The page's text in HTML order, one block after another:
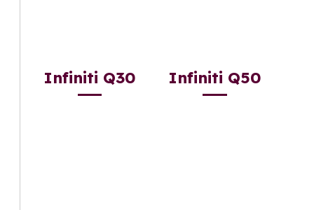
Infiniti Q30 Infiniti Q50